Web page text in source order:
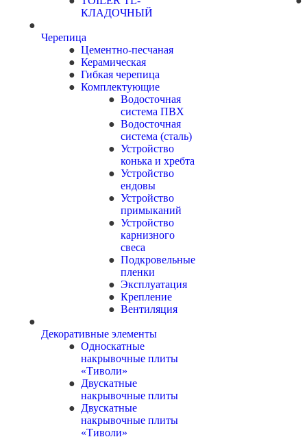
КЛАДОЧНЫЙ
Черепица
Цементно-песчаная
Керамическая
Гибкая черепица
Комплектующие
Водосточная
система ПВХ
Водосточная
система (сталь)
Устройство
конька и хребта
Устройство
ендовы
Устройство
примыканий
Устройство
карнизного
свеса
Подкровельные
пленки
Эксплуатация
Крепление
Вентиляция
Декоративные элементы
Односкатные
накрывочные плиты
«Тиволи»
Двускатные
накрывочные плиты
Двускатные
накрывочные плиты
«Тиволи»